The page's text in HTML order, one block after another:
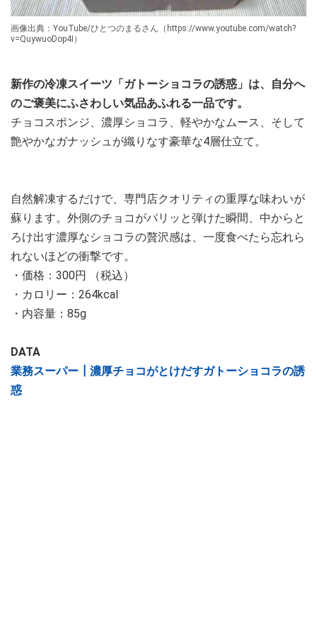
画像出典：YouTube/ひとつのまるさん（https://www.youtube.com/watch?
v=QuywuoDop4I）
新作の冷凍スイーツ「ガトーショコラの誘惑」は、自分へ
のご褒美にふさわしい気品あふれる一品です。
チョコスポンジ、濃厚ショコラ、軽やかなムース、そして
艶やかなガナッシュが織りなす豪華な4層仕立て。
自然解凍するだけで、専門店クオリティの重厚な味わいが
蘇ります。外側のチョコがパリッと弾けた瞬間、中からと
ろけ出す濃厚なショコラの贅沢感は、一度食べたら忘れら
れないほどの衝撃です。
・価格：300円 （税込）
・カロリー：264kcal
・内容量：85g
DATA
業務スーパー┃濃厚チョコがとけだすガトーショコラの誘
惑